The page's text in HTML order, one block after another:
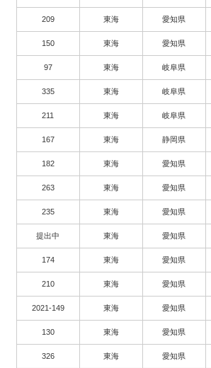
209 東海 愛知県
150 東海 愛知県
97 東海 岐阜県
335 東海 岐阜県
211 東海 岐阜県
167 東海 静岡県
182 東海 愛知県
263 東海 愛知県
235 東海 愛知県
提出中 東海 愛知県
174 東海 愛知県
210 東海 愛知県
2021-149 東海 愛知県
130 東海 愛知県
326 東海 愛知県